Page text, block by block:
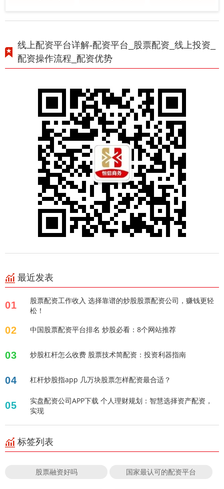
线上配资平台详解-配资平台_股票配资_线上投资_
配资操作流程_配资优势
最近发表
01
股票配资工作收入 选择靠谱的炒股股票配资公司，赚钱更轻
松！
02 中国股票配资平台排名 炒股必看：8个网站推荐
03 炒股杠杆怎么收费 股票技术简配资：投资利器指南
04 杠杆炒股指app 几万块股票怎样配资最合适？
05
实盘配资公司APP下载 个人理财规划：智慧选择资产配资，
实现
标签列表
股票融资好吗 国家最认可的配资平台